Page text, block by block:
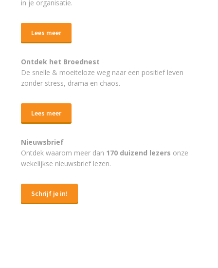
in je organisatie.
Lees meer
Ontdek het Broednest
De snelle & moeiteloze weg naar een positief leven
zonder stress, drama en chaos.
Lees meer
Nieuwsbrief
Ontdek waarom meer dan 170 duizend lezers onze
wekelijkse nieuwsbrief lezen.
Schrijf je in!